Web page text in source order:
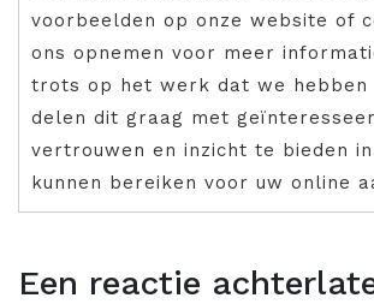
voorbeelden op onze website of
ons opnemen voor meer
trots op het werk dat we hebben
delen dit graag met
vertrouwen en inzicht te bieden
kunnen bereiken voor uw online
Een reactie